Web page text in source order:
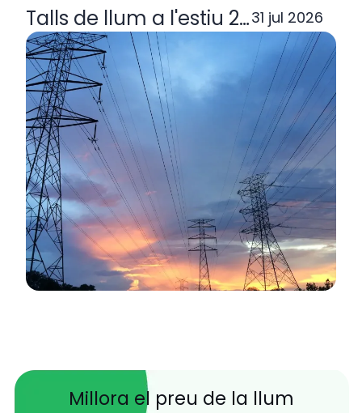
Talls de llum a l'estiu 2026: per
31 jul 2026
Millora el preu de la llum